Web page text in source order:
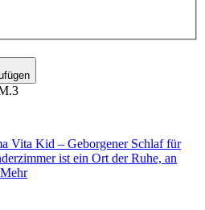
Vita Kid – Geborgener Schlaf für
ist ein Ort der Ruhe, an
Mehr